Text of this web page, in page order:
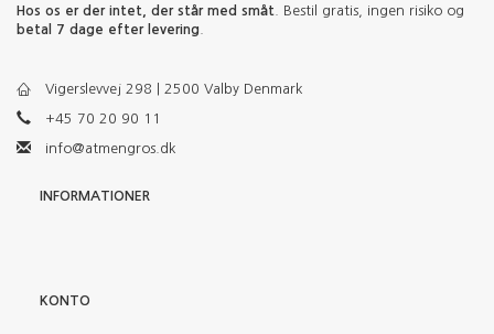
Hos os er der intet, der står med småt . Bestil gratis, ingen risiko og
betal 7 dage efter levering
Vigerslevvej 298 | 2500 Valby Denmark
+45 70 20 90 11
info@atmengros.dk
INFORMATIONER
KONTO